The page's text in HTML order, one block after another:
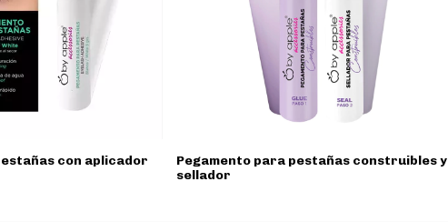
con aplicador
Pegamento para pestañas construibles y
sellador